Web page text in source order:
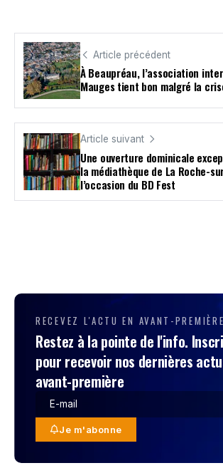
Article précédent
À Beaupréau, l’association
Mauges tient bon malgré la
Article suivant
Une ouverture dominicale
la médiathèque de La Roche-
l’occasion du BD Fest
RECEVEZ L'ACTU EN AVANT-PREMIÈRE
Restez à la pointe de l'info.
pour recevoir nos dernières
avant-première
Je m'abonne